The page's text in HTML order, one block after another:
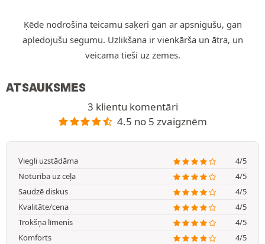
Ķēde nodrošina teicamu saķeri gan ar apsnigušu, gan
apledojušu segumu. Uzlikšana ir vienkārša un ātra, un
veicama tieši uz zemes.
ATSAUKSMES
3 klientu komentāri
4.5 no 5 zvaigznēm
Viegli uzstādāma
4/5
Noturība uz ceļa
4/5
Saudzē diskus
4/5
Kvalitāte/cena
4/5
Trokšņa līmenis
4/5
Komforts
4/5